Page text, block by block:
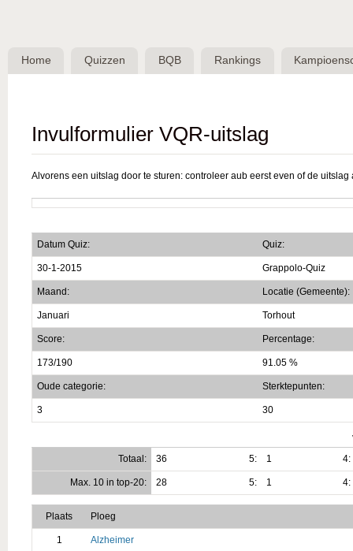
Belgische
QuizBond
Home Quizzen BQB Rankings
Invulformulier VQR-uitslag
Alvorens een uitslag door te sturen: controleer aub eerst even of de
Datum Quiz: Quiz:
30-1-2015 Grappolo-Quiz
Maand: Locatie (Gemeente):
Januari Torhout
Score: Percentage:
173/190 91.05 %
Oude categorie: Sterktepunten:
3 30
Totaal:
36 5: 1 4:
Max. 10 in top-20: 28 5: 1 4:
Plaats Ploeg
1 Alzheimer